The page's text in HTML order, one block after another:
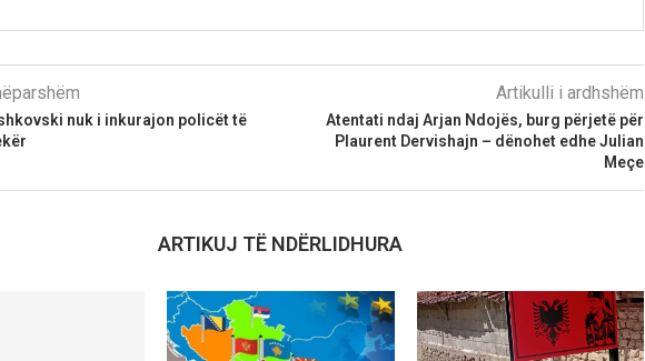
nuk i inkurajon policët të
Artikulli i ardhshëm
Atentati ndaj Arjan Ndojës, burg përjetë për
Plaurent Dervishajn – dënohet edhe Julian
Meçe
ARTIKUJ TË NDËRLIDHURA